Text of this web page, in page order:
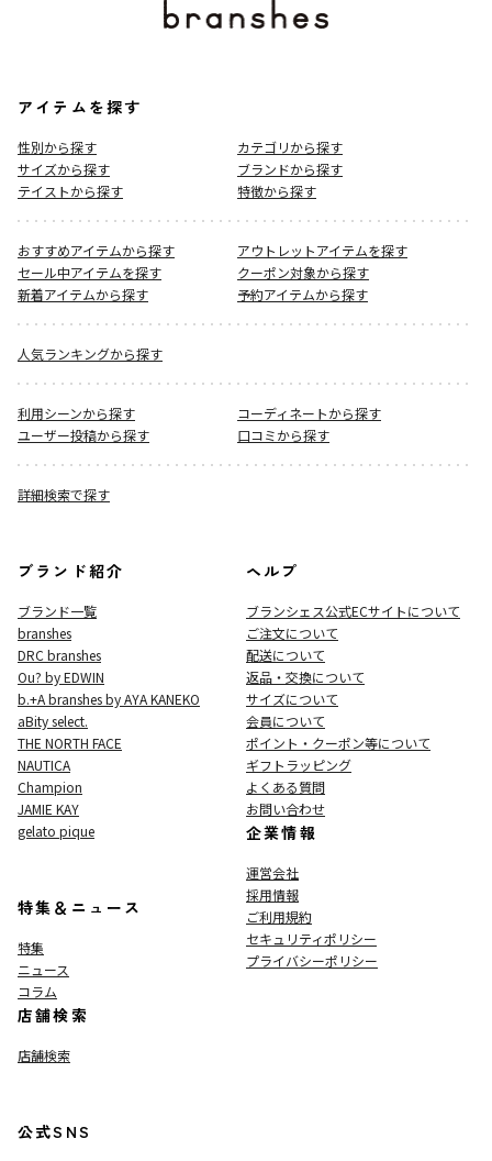
アイテムを探す
性別から探す
カテゴリから探す
サイズから探す
ブランドから探す
テイストから探す
特徴から探す
おすすめアイテムから探す
アウトレットアイテムを探す
セール中アイテムを探す
クーポン対象から探す
新着アイテムから探す
予約アイテムから探す
人気ランキングから探す
利用シーンから探す
コーディネートから探す
ユーザー投稿から探す
口コミから探す
詳細検索で探す
ブランド紹介
ブランド一覧
branshes
DRC branshes
Ou? by EDWIN
b.+A branshes by AYA KANEKO
aBity select.
THE NORTH FACE
NAUTICA
Champion
JAMIE KAY
gelato pique
特集＆ニュース
特集
ニュース
コラム
店舗検索
店舗検索
ヘルプ
ブランシェス公式ECサイトについて
ご注文について
配送について
返品・交換について
サイズについて
会員について
ポイント・クーポン等について
ギフトラッピング
よくある質問
お問い合わせ
企業情報
運営会社
採用情報
ご利用規約
セキュリティポリシー
プライバシーポリシー
公式SNS